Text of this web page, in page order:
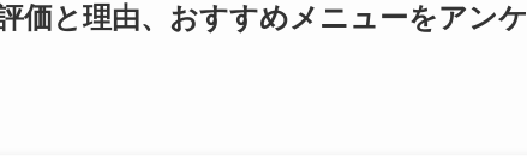
価と理由、おすすめメニューをアンケ